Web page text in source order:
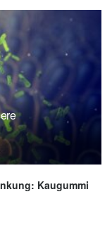
Kaugummi